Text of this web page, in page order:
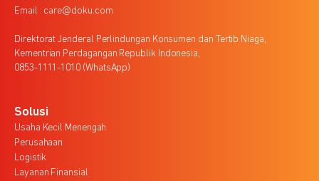
Email : care@doku.com
Direktorat Jenderal Perlindungan Konsumen dan Tertib Niaga,
Kementrian Perdagangan Republik Indonesia,
0853-1111-1010 (WhatsApp)
Solusi
Usaha Kecil Menengah
Perusahaan
Logistik
Layanan Finansial